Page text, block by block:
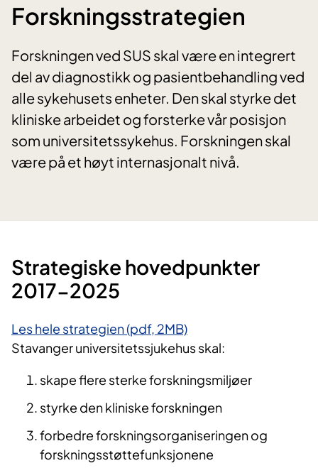
Forskningsstrategien
Forskningen ved SUS skal være en integrert
del av diagnostikk og pasientbehandling ved
alle sykehusets enheter. Den skal styrke det
kliniske arbeidet og forsterke vår posisjon
som universitetssykehus. Forskningen skal
være på et høyt internasjonalt nivå.
​Strategiske hovedpunkter
2017-2025
Les hele strategien (pdf, 2MB)
Stavanger universitetssjukehus skal:
skape flere sterke forskningsmiljøer
styrke den kliniske forskningen
forbedre forskningsorganiseringen og
forskningsstøttefunksjonene